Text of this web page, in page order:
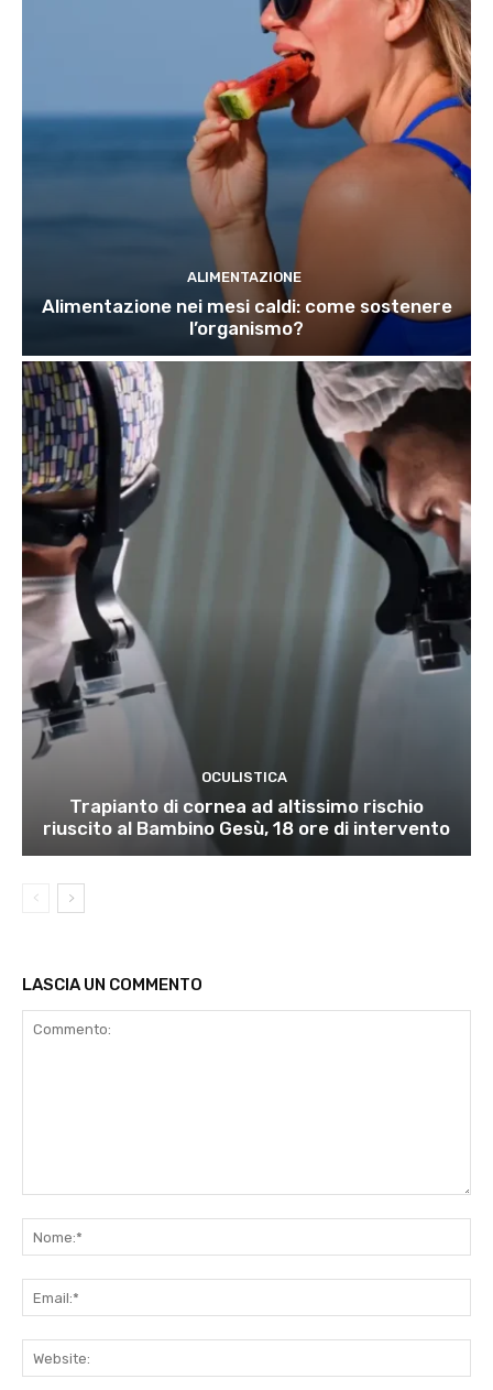
ALIMENTAZIONE
Alimentazione nei mesi caldi: come sostenere
l’organismo?
OCULISTICA
Trapianto di cornea ad altissimo rischio
riuscito al Bambino Gesù, 18 ore di intervento
LASCIA UN COMMENTO